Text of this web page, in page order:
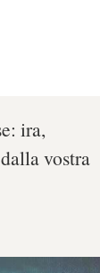
ira,
vostra